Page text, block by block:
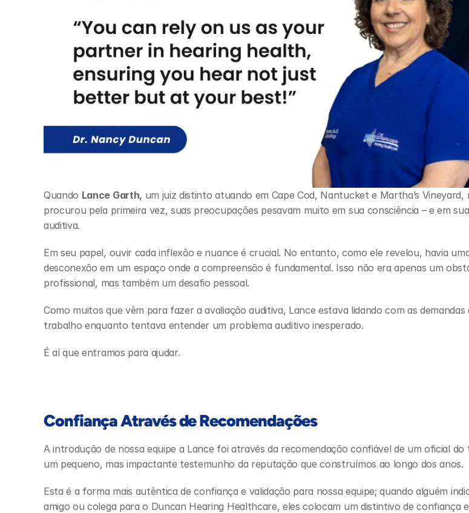
Quando Lance Garth, um juiz distinto atuando em Cape Cod, Nantucket e Martha’s Vineyard,
procurou pela primeira vez, suas preocupações pesavam muito em sua consciência – e em
auditiva.
Em seu papel, ouvir cada inflexão e nuance é crucial. No entanto, como ele revelou, havia
desconexão em um espaço onde a compreensão é fundamental. Isso não era apenas um
profissional, mas também um desafio pessoal.
Como muitos que vêm para fazer a avaliação auditiva, Lance estava lidando com as demandas
trabalho enquanto tentava entender um problema auditivo inesperado.
É aí que entramos para ajudar.
Confiança Através de Recomendações
A introdução de nossa equipe a Lance foi através da recomendação confiável de um oficial do
um pequeno, mas impactante testemunho da reputação que construímos ao longo dos anos.
Esta é a forma mais autêntica de confiança e validação para nossa equipe; quando alguém
amigo ou colega para o Duncan Hearing Healthcare, eles colocam um distintivo de confiança